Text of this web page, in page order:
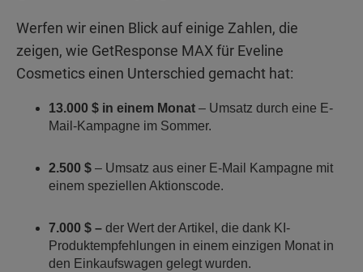
Werfen wir einen Blick auf einige Zahlen, die
zeigen, wie GetResponse MAX für Eveline
Cosmetics einen Unterschied gemacht hat:
13.000 $ in einem Monat – Umsatz durch eine E-
Mail-Kampagne im Sommer.
2.500 $ – Umsatz aus einer E-Mail Kampagne mit
einem speziellen Aktionscode.
7.000 $ – der Wert der Artikel, die dank KI-
Produktempfehlungen in einem einzigen Monat in
den Einkaufswagen gelegt wurden.